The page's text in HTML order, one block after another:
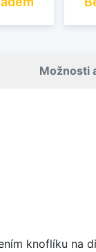
Možnosti
knoflíku na